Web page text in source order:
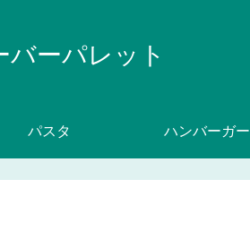
バーパレット
パスタ ハンバーガー